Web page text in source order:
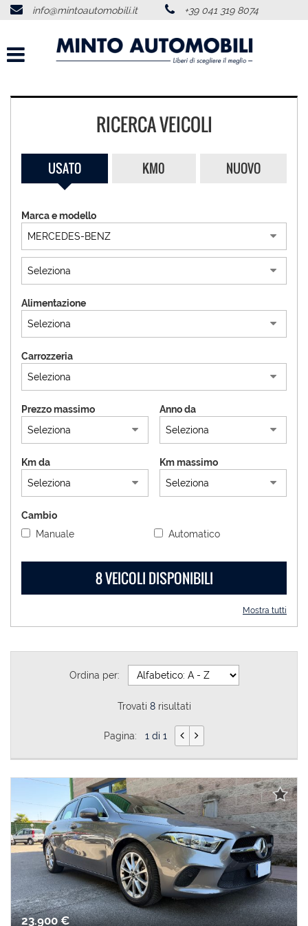
HOME
CHI SIAMO
LISTA VEICOLI
SERVIZI
RECENSIONI
NEWS
ENGLISH
info@mintoautomobili.it +39 041 319 8074
RICERCA VEICOLI
USATO KM0 NUOVO
Marca e modello
Alimentazione
Carrozzeria
Prezzo massimo Anno da
Km da Km massimo
Cambio
Manuale
Automatico
8 VEICOLI DISPONIBILI
Mostra tutti
Ordina per:
Trovati 8risultati
Pagina: 1 di 1
23.900 €